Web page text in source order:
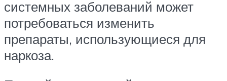
системных заболеваний может
потребоваться изменить
препараты, использующиеся для
наркоза.